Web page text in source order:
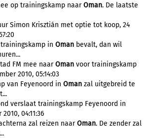
op trainingskamp naarOman. De laatste
Simon Krisztián met optie tot koop, 24
in Oman bevalt, dan wil
FM mee naarOman voor trainingskamp
2010, 05:14:03
van Feyenoord in Oman zal uitgebreid te
verslaat trainingskamp Feyenoord in
04:11:36
zal reizen naarOman. De zender zal